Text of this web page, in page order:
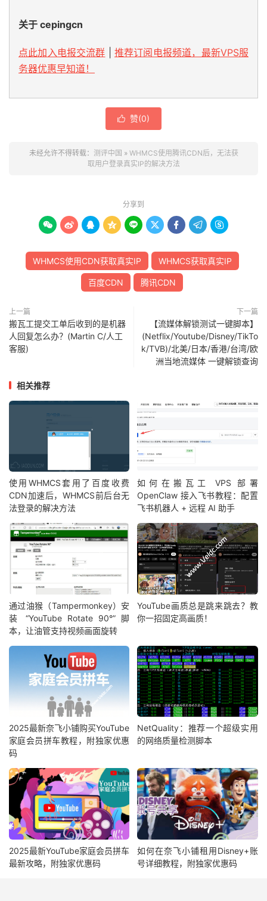
关于 cepingcn
点此加入电报交流群
推荐订阅电报频道，最新VPS服
务器优惠早知道！
 赞(0)
未经允许不得转载： 测评中国 » WHMCS使用腾讯CDN后，无法获
取用户登录真实IP的解决方法
分享到
        
WHMCS使用CDN获取真实IP WHMCS获取真实IP
百度CDN 腾讯CDN
上一篇
搬瓦工提交工单后收到的是机器
人回复怎么办？(Martin C/人工
客服)
下一篇
【流媒体解锁测试一键脚本】
(Netflix/Youtube/Disney/TikTo
k/TVB)/北美/日本/香港/台湾/欧
洲当地流媒体 一键解锁查询
相关推荐
使用WHMCS套用了百度收费
CDN加速后，WHMCS前后台无
法登录的解决方法
如何在搬瓦工 VPS 部署
OpenClaw 接入飞书教程：配置
飞书机器人 + 远程 AI 助手
通过油猴（Tampermonkey）安
装 “YouTube Rotate 90°” 脚
本，让油管支持视频画面旋转
YouTube画质总是跳来跳去？教
你一招固定高画质！
2025最新奈飞小铺购买YouTube
家庭会员拼车教程，附独家优惠
码
NetQuality：推荐一个超级实用
的网络质量检测脚本
2025最新YouTube家庭会员拼车
最新攻略，附独家优惠码
如何在奈飞小铺租用Disney+账
号详细教程，附独家优惠码